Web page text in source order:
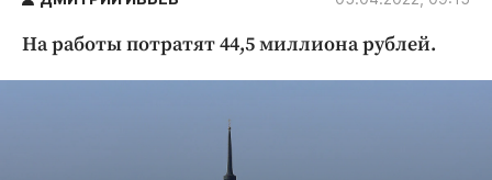
Авто и транспорт
Благоустройство
Недвижимость и ЖКХ
На работы потратят 44,5 миллиона рублей.